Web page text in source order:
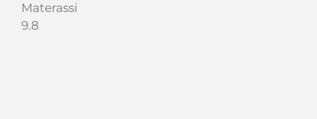
Materassi
9.8